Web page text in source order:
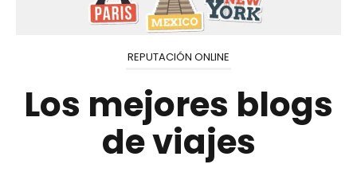
REPUTACIÓN ONLINE
Los mejores blogs
de viajes